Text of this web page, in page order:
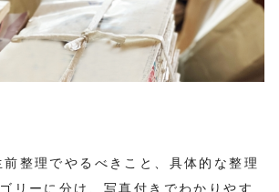
整理でやるべきこと、具体的な整理
リーに分け、写真付きでわかりやす